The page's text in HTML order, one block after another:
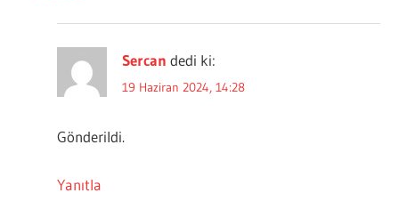
Sercan dedi ki:
19 Haziran 2024, 14:28
Gönderildi.
Yanıtla